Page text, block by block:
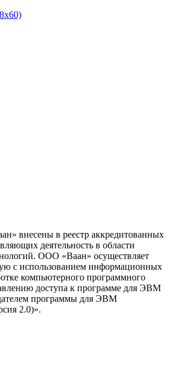
внесены в реестр аккредитованных
деятельность в области
ООО «Ваан» осуществляет
с использованием информационных
компьютерного программного
доступа к программе для ЭВМ
программы для ЭВМ
2.0)».